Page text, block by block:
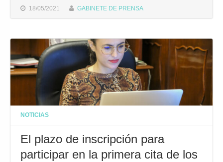
18/05/2021 GABINETE DE PRENSA
NOTICIAS
El plazo de inscripción para
participar en la primera cita de los